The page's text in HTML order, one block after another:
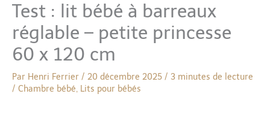
Test : lit bébé à barreaux
réglable – petite princesse
60 x 120 cm
Par Henri Ferrier / 20 décembre 2025 / 3 minutes de lecture
/ Chambre bébé, Lits pour bébés